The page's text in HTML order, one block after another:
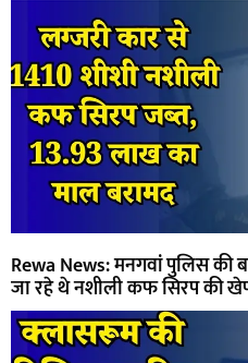
Rewa News: मनगवां पुलिस की
जा रहे थे नशीली कफ सिरप की